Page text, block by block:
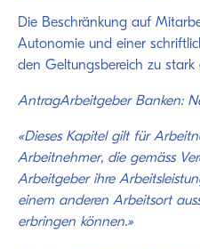
Die Beschränkung auf
Autonomie und einer
den Geltungsbereich zu stark
AntragArbeitgeber Banken:
«Dieses Kapitel gilt für
Arbeitnehmer, die gemäss
Arbeitgeber ihre
einem anderen Arbeitsort
erbringen können.»